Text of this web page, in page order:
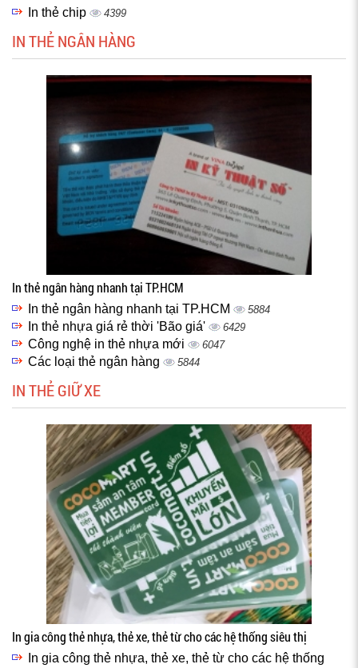
In thẻ chip 4399
IN THẺ NGÂN HÀNG
In thẻ ngân hàng nhanh tại TP.HCM
In thẻ ngân hàng nhanh tại TP.HCM 5884
In thẻ nhựa giá rẻ thời 'Bão giá' 6429
Công nghệ in thẻ nhựa mới 6047
Các loại thẻ ngân hàng 5844
IN THẺ GIỮ XE
In gia công thẻ nhựa, thẻ xe, thẻ từ cho các hệ thống siêu thị
In gia công thẻ nhựa, thẻ xe, thẻ từ cho các hệ thống